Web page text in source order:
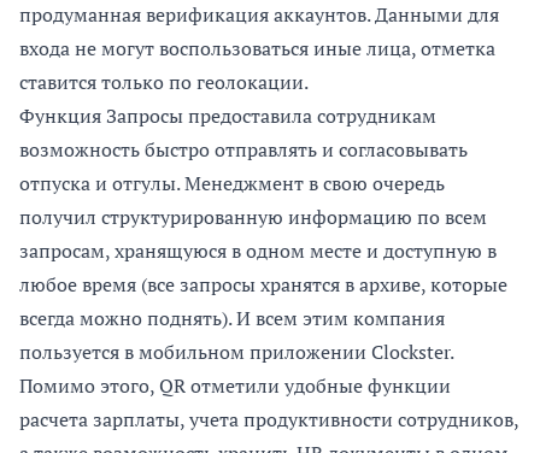
продуманная верификация аккаунтов. Данными для
входа не могут воспользоваться иные лица, отметка
ставится только по геолокации.
Функция Запросы предоставила сотрудникам
возможность быстро отправлять и согласовывать
отпуска и отгулы. Менеджмент в свою очередь
получил структурированную информацию по всем
запросам, хранящуюся в одном месте и доступную в
любое время (все запросы хранятся в архиве, которые
всегда можно поднять). И всем этим компания
пользуется в мобильном приложении Clockster.
Помимо этого, QR отметили удобные функции
расчета зарплаты, учета продуктивности сотрудников,